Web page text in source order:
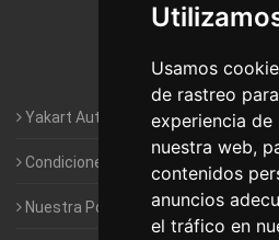
Usamos
de rastreo
experiencia de
nuestra web,
contenidos
anuncios
el tráfico en
Yakart Autocaravanas · La empresa
Condiciones de Alquiler de Yakart
Nuestra Política de Privacidad